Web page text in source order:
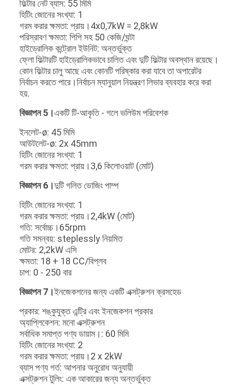
ফিল্টার নেট ব্যাস: 55 মিমি
হিটিং জোনের সংখ্যা: 1
গরম করার ক্ষমতা: প্রায়।4x0,7kW = 2,8kW
পরিস্রাবণ ক্ষমতা: পিপি সহ 50 কেজি/ঘন্টা
হাইড্রোলিক কন্ট্রোল ইউনিট: অন্তর্ভুক্ত
ফ্লো ফিল্টারটি হাইড্রোলিকভাবে চালিত এবং দুটি ফিল্টার অবস্থান রয়েছে।
কোন ফিল্টার চালু আছে এবং কোনটি পরিষ্কার করা যাবে তা অপারেটর
নির্বাচন করতে পারে।নির্বাচন ম্যানুয়াল নিয়ন্ত্রণ লিভার ব্যবহার করে করা
হয়.
বিজ্ঞাপন 5।একটি টি-আকৃতি - গলে ভলিউম পরিবেশক
ইনলেট-ø: 45 মিমি
আউটলেট-ø: 2x 45mm
হিটিং জোনের সংখ্যা: 1
গরম করার ক্ষমতা: প্রায়।3,6 কিলোওয়াট (মোট)
বিজ্ঞাপন 6।দুটি গলিত ডোজিং পাম্প
হিটিং জোনের সংখ্যা: 1
গরম করার ক্ষমতা: প্রায়।2,4kW (মোট)
গতি: সর্বোচ্চ।65rpm
গতি সমন্বয়: steplessly নিয়মিত
মোটর: 2,2kW এসি
ক্ষমতা: 18 + 18 CC/বিপ্লব
চাপ: 0 - 250 বার
বিজ্ঞাপন 7।ইনজেকশনের জন্য একটি এক্সট্রুশন ক্রসহেড
প্রকার: শঙ্কুযুক্ত এন্ট্রি এবং ইনজেকশন প্রকার
অ্যাপ্লিকেশন: মনো এক্সট্রুশন
সর্বাধিক সমাপ্ত পণ্য ডায়াম।: 60 মিমি
হিটিং জোনের সংখ্যা: 2
গরম করার ক্ষমতা: প্রায়।2 x 2kW
ব্যাস পণ্য গর্ত: আপনার অনুরোধ অনুযায়ী
এক্সট্রুশন টুলিং: এক আকারের জন্য অন্তর্ভুক্ত